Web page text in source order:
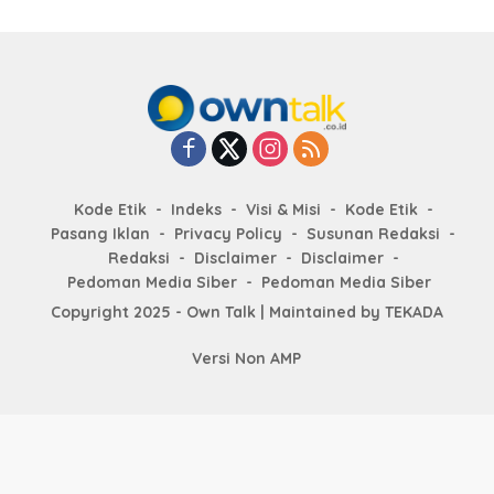
Kode Etik Indeks Visi & Misi
Kode Etik
Pasang Iklan
Privacy Policy
Susunan Redaksi
Redaksi
Disclaimer
Disclaimer
Pedoman Media Siber
Pedoman Media Siber
Copyright 2025 - Own Talk | Maintained by TEKADA
Versi Non AMP